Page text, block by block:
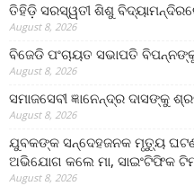
ତିହିଡି଼ ସରସ୍ୱତୀ ଶିଶୁ ବିଦ୍ୟାମନ୍ଦିରରେ
August 8, 2026
ବିଜେଡି ପଂଚାୟତ ସଭାପତି
August 8, 2026
ସମାଜସେବୀ ଜ୍ଞାନେନ୍ଦ୍ର ଦାସଙ୍କୁ
August 8, 2026
ଯୁବକଙ୍କ ସନ୍ଦେହଜନକ ମୃତ୍ୟୁ
ଅଭିଯୋଗ କଲେ ମା, ସାଇଂଟିଫିକ
August 8, 2026